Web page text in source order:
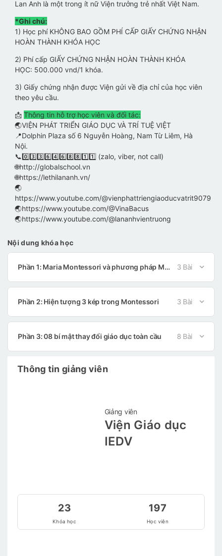
Lan Anh là một trong ít nữ Viện trưởng trẻ nhất Việt Nam.
*Ghi chú:
1) Học phí KHÔNG BAO GỒM PHÍ CẤP GIẤY CHỨNG NHẬN
HOÀN THÀNH KHÓA HỌC
2) Phí cấp GIẤY CHỨNG NHẬN HOÀN THÀNH KHÓA
HỌC: 500.000 vnd/1 khóa.
3) Giấy chứng nhận được Viện gửi về địa chỉ của học viên
theo yêu cầu.
📩 Thông tin hỗ trợ học viên và đối tác:
🌏VIỆN PHÁT TRIỂN GIÁO DỤC VÀ TRÍ TUỆ VIỆT
📍Dolphin Plaza số 6 Nguyễn Hoàng, Nam Từ Liêm, Hà
Nội.
📞0️⃣3️⃣3️⃣6️⃣4️⃣6️⃣8️⃣8️⃣1️⃣1️⃣ (zalo, viber, not call)
🌐http://globalschool.vn
🌐https://lethilananh.vn/
🌏
https://www.youtube.com/@vienphattriengiaoducvatrit9079
🌏https://www.youtube.com/@VinaBacus
🌏https://www.youtube.com/@lananhvientruong
Nội dung khóa học
Phần 1: Maria Montessori và phương pháp Montessori 3 Bài
Phần 2: Hiện tượng 3 kép trong Montessori 3 Bài
Phần 3: 08 bí mật thay đổi giáo dục toàn cầu 8 Bài
Thông tin giảng viên
Giảng viên
Viện Giáo dục
IEDV
23
Khóa học
197
Học viên